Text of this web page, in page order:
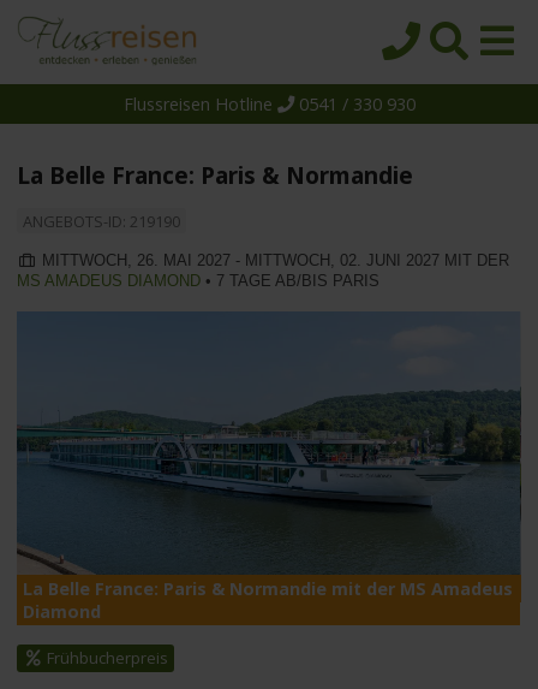
Reedereien
Wissen
Suche
Flussreisen Hotline 0541 / 330 930
La Belle France: Paris & Normandie
ANGEBOTS-ID: 219190
MITTWOCH, 26. MAI 2027 - MITTWOCH, 02. JUNI 2027 MIT DER
MS AMADEUS DIAMOND • 7 TAGE AB/BIS PARIS
La Belle France: Paris & Normandie mit der MS Amadeus
Diamond
Frühbucherpreis